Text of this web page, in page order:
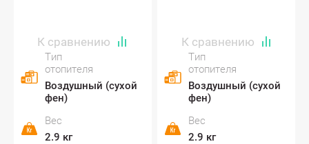
Тип
отопителя
Воздушный (сухой
фен)
Вес
2.9 кг
Тип
отопителя
Воздушный (сухой
фен)
Вес
2.9 кг